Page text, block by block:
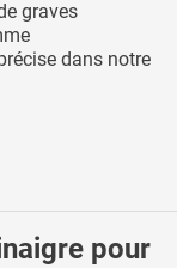
graves
dans notre
pour